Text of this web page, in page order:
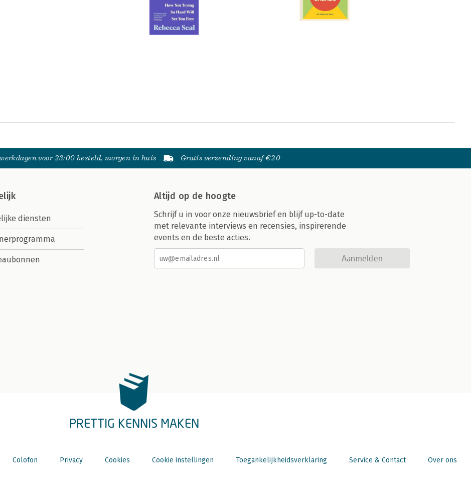
voor 23:00 besteld, morgen in huis Gratis verzending vanaf €20
diensten
Altijd op de hoogte
Schrijf u in voor onze nieuwsbrief en blijf up-to-date
met relevante interviews en recensies, inspirerende
events en de beste acties.
Aanmelden
PRETTIG KENNIS MAKEN
Colofon Privacy Cookies Cookie instellingen Toegankelijkheidsverklaring Service & Contact Over ons